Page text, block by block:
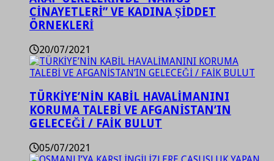
CİNAYETLERİ” VE KADINA ŞİDDET
ÖRNEKLERİ
20/07/2021
TÜRKİYE’NİN KABİL HAVALİMANINI
KORUMA TALEBİ VE AFGANİSTAN’IN
GELECEĞİ / FAİK BULUT
05/07/2021